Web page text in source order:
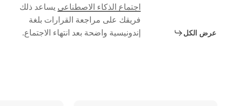
اجتماع الذكاء الاصطناعي يساعد ذلك
فريقك على مراجعة القرارات بلغة
إندونيسية واضحة بعد انتهاء الاجتماع.
عرض الكل